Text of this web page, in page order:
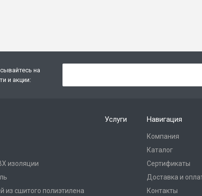
на
и акции:
изоляции
из сшитого полиэтилена
Услуги Навигация
Компания
Каталог
Сертификаты
Доставка и
Контакты